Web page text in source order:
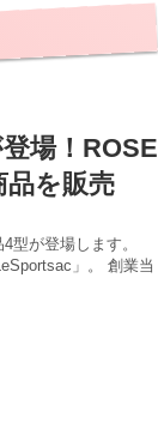
場！ROSE
を販売
型が登場します。
」。 創業当